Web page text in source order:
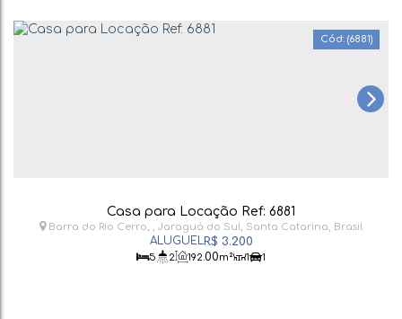
(6881)
Casa para Locação Ref: 6881
R$ 3.200
Barra do Rio Cerro , Jaraguá do Sul, Santa Catarina, Brasil
5 2 192 .00m² 1 1